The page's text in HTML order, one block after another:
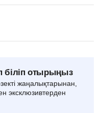
біліп отырыңыз
жаңалықтарынан,
эксклюзивтерден